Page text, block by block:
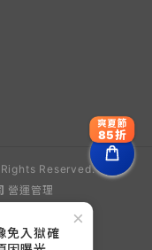
×
免入獄確
Reserved.
營運管理
爽夏節
85折